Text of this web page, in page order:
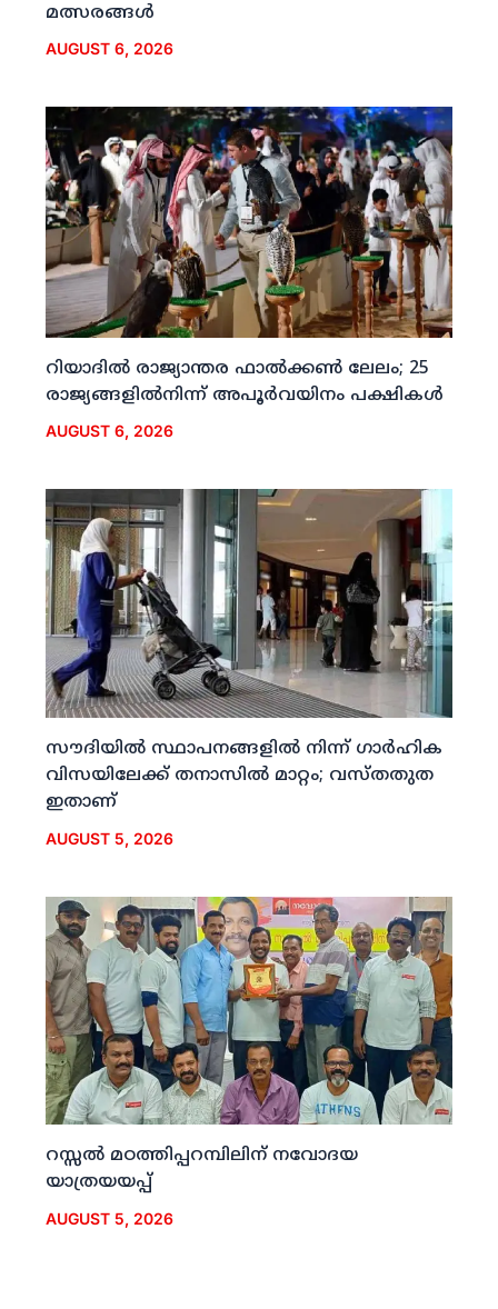
മത്സരങ്ങള്‍
AUGUST 6, 2026
റിയാദില്‍ രാജ്യാന്തര ഫാല്‍ക്കണ്‍ ലേലം; 25
രാജ്യങ്ങളില്‍നിന്ന് അപൂര്‍വയിനം പക്ഷികള്‍
AUGUST 6, 2026
സൗദിയില്‍ സ്ഥാപനങ്ങളില്‍ നിന്ന് ഗാര്‍ഹിക
വിസയിലേക്ക് തനാസില്‍ മാറ്റം; വസ്തതുത
ഇതാണ്
AUGUST 5, 2026
റസ്സല്‍ മഠത്തിപ്പറമ്പിലിന് നവോദയ
യാത്രയയപ്പ്
AUGUST 5, 2026